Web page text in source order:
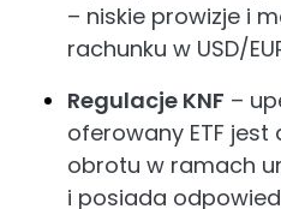
– niskie prowizje i
rachunku w USD/
Regulacje KNF –
oferowany ETF
obrotu w ramach
i posiada